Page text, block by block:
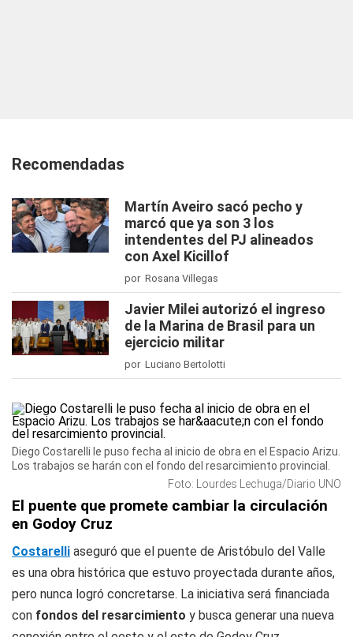
Recomendadas
Martín Aveiro sacó pecho y
marcó que ya son 3 los
intendentes del PJ alineados
con Axel Kicillof
por Rosana Villegas
Javier Milei autorizó el ingreso
de la Marina de Brasil para un
ejercicio militar
por Luciano Bertolotti
Diego Costarelli le puso fecha al inicio de obra en el Espacio Arizu.
Los trabajos se harán con el fondo del resarcimiento provincial.
Foto: Lourdes Lechuga/Diario UNO
El puente que promete cambiar la circulación
en Godoy Cruz
Costarelli aseguró que el puente de Aristóbulo del Valle
es una obra histórica que estuvo proyectada durante años,
pero nunca logró concretarse. La iniciativa será financiada
con fondos del resarcimiento y busca generar una nueva